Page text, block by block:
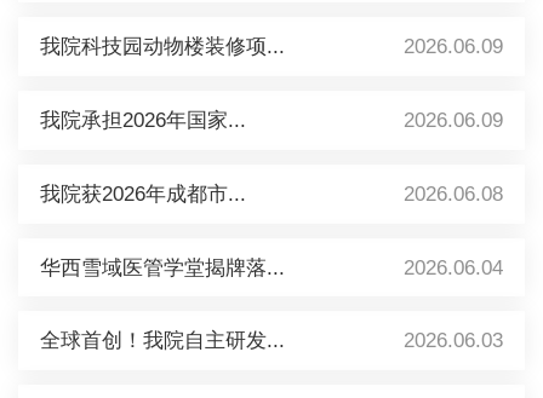
我院科技园动物楼装修项... 2026.06.09
我院承担2026年国家... 2026.06.09
我院获2026年成都市... 2026.06.08
华西雪域医管学堂揭牌落... 2026.06.04
全球首创！我院自主研发... 2026.06.03